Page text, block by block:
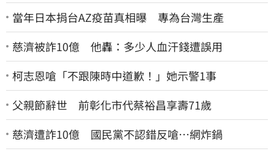
當年日本捐台AZ疫苗真相曝 專為台灣生產
慈濟被詐10億 他轟：多少人血汗錢遭誤用
柯志恩嗆「不跟陳時中道歉！」她示警1事
父親節辭世 前彰化市代蔡裕昌享壽71歲
慈濟遭詐10億 國民黨不認錯反嗆⋯網炸鍋